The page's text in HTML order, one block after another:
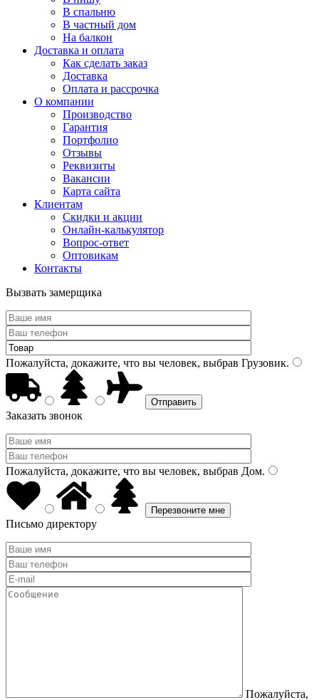
В спальню
В частный дом
На балкон
Доставка и оплата
Как сделать заказ
Доставка
Оплата и рассрочка
О компании
Производство
Гарантия
Портфолио
Отзывы
Реквизиты
Вакансии
Карта сайта
Клиентам
Скидки и акции
Онлайн-калькулятор
Вопрос-ответ
Оптовикам
Контакты
Вызвать замерщика
Пожалуйста, докажите, что вы человек, выбрав Грузовик.
Заказать звонок
Пожалуйста, докажите, что вы человек, выбрав Дом.
Письмо директору
Пожалуйста,